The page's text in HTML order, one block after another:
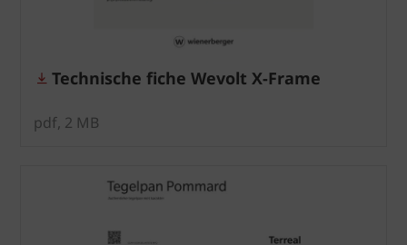
Technische fiche Wevolt X-Frame
pdf, 2 MB